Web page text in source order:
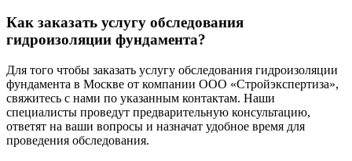
Как заказать услугу обследования
гидроизоляции фундамента?
Для того чтобы заказать услугу обследования гидроизоляции
фундамента в Москве от компании ООО «Стройэкспертиза»,
свяжитесь с нами по указанным контактам. Наши
специалисты проведут предварительную консультацию,
ответят на ваши вопросы и назначат удобное время для
проведения обследования.